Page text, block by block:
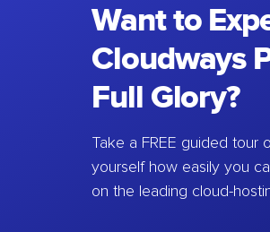
Want to
Cloudways
Full Glory?
Take a FREE guided tour
yourself how easily you
on the leading cloud-